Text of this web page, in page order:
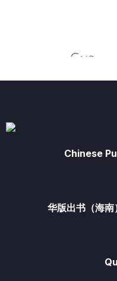
Chinese
华版出书（海南